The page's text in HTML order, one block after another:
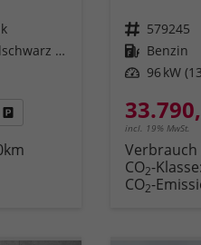
Grenadillschwarz Metallic (0E)
Datei, Fahrzeugexposé drucken
Fahrzeug parken
Fahrzeugnr. 579245
Kraftstoff Benzin
Leistung 96 kW
incl. 19% MwSt.
CO2-Klasse:
CO2-